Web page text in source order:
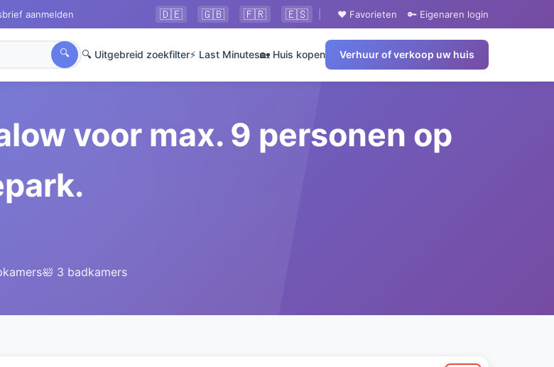
aanmelden 🇩🇪 🇬🇧 🇫🇷 🇪🇸 ❤️ Favorieten 🔑 Eigenaren login
🔍 🔍 Uitgebreid zoekfilter⚡ Last Minutes🏡 Huis kopen Verhuur of verkoop uw huis
voor max. 9 personen op
🛀 3 badkamers